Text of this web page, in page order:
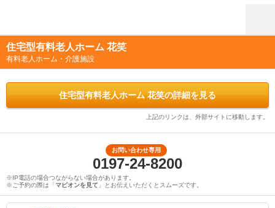
住宅型有料老人ホーム 花笑
有料老人ホーム・介護施設
住宅型有料老人ホーム 花笑の詳細を見る
上記のリンクは、外部サイトに移動します。
お問い合わせ専用
0197-24-8200
※IP電話の場合つながらない場合があります。
※ご予約の際は「マピオンを見て 」とお伝えいただくとスムーズです。